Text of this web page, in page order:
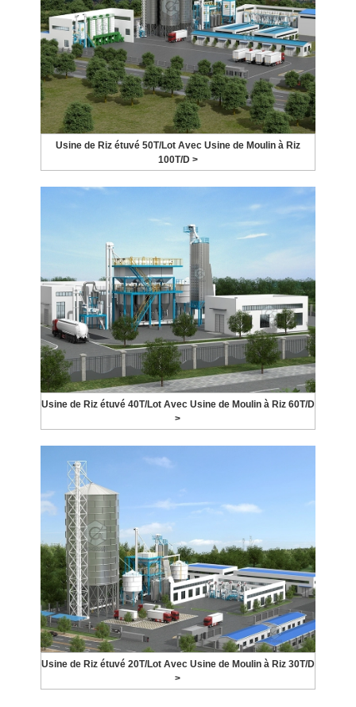
Usine de Riz étuvé 50T/Lot Avec Usine de Moulin à Riz
100T/D >
Usine de Riz étuvé 40T/Lot Avec Usine de Moulin à Riz 60T/D
>
Usine de Riz étuvé 20T/Lot Avec Usine de Moulin à Riz 30T/D
>